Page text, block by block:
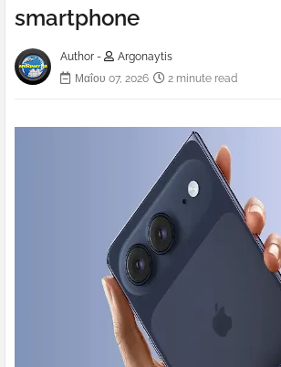
smartphone
Author -
Argonaytis
Μαΐου 07, 2026
2 minute read